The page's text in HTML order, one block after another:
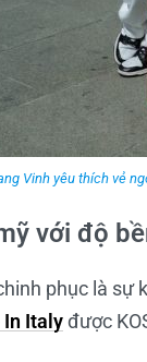
Vinh yêu thích vẻ
với độ
phục là
In Italyđược